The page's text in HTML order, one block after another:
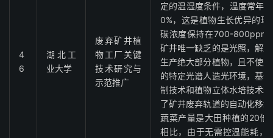
4
6
湖北工
业大学
废弃矿井植
物工厂关键
技术研究与
示范推广
定的温湿度条件，温度常年
0%，这是植物生长优异的
碳浓度保持在700-800ppm
矿井唯一缺乏的是光照，解
生产绝大部分植物，且不使
的特定光谱人造光环境，基
制技术和植物立体水培技术
了矿井废弃轨道的自动化移
蔬菜产量是大田种植的20倍
相比，由于无需控温能耗，